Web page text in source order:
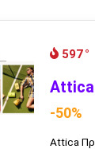
597
Attica
-50%
Attica